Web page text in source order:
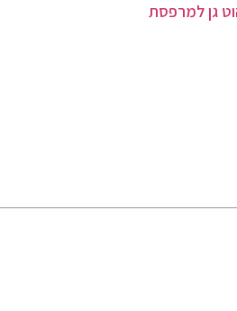
גן למרפסת